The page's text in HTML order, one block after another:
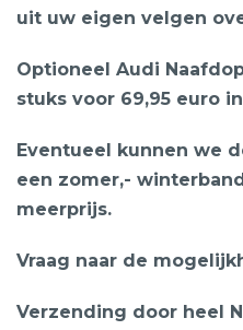
uit uw eigen velgen
Optioneel Audi
stuks voor 69,95 euro
Eventueel kunnen we
een zomer,-
meerprijs.
Vraag naar de
Verzending door heel